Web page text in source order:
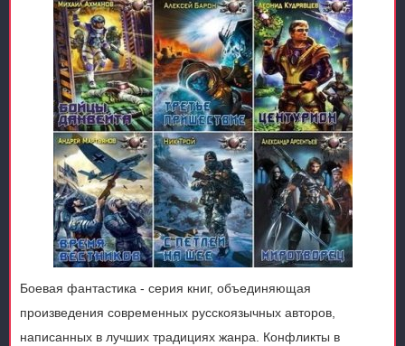
Боевая фантастика - серия книг, объединяющая
произведения современных русскоязычных авторов,
написанных в лучших традициях жанра. Конфликты в